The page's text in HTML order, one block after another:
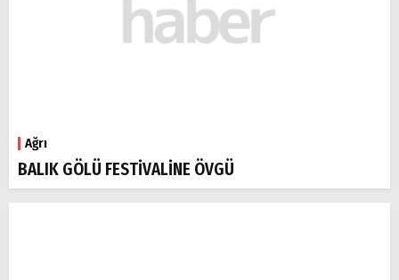
Ağrı
BALIK GÖLÜ FESTİVALİNE ÖVGÜ